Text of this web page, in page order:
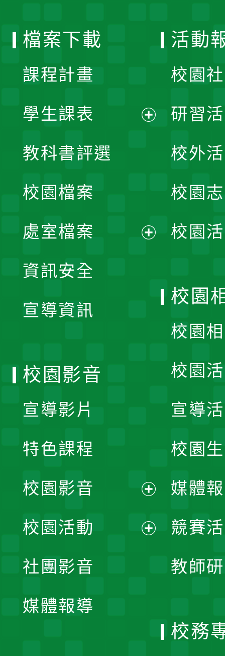
檔案下載
課程計畫
學生課表
單
教科書評選
校園檔案
處室檔案
資訊安全
宣導資訊
活動
校園
研習
校外
校園
校園
校園
校園
校園
宣導
校園
媒體
競賽
教師
校園影音
宣導影片
特色課程
校園影音
開
校園活動
社團影音
媒體報導
校務